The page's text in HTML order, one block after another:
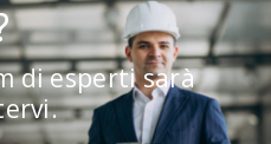
di esperti sarà